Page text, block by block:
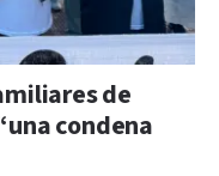
de
condena